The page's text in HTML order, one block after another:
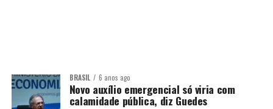
BRASIL 6 anos ago
Novo auxílio emergencial só viria com
calamidade pública, diz Guedes